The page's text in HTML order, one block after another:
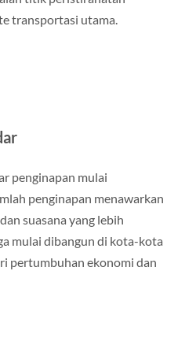
transportasi utama.
penginapan mulai
penginapan menawarkan
suasana yang lebih
mulai dibangun di kota-kota
pertumbuhan ekonomi dan